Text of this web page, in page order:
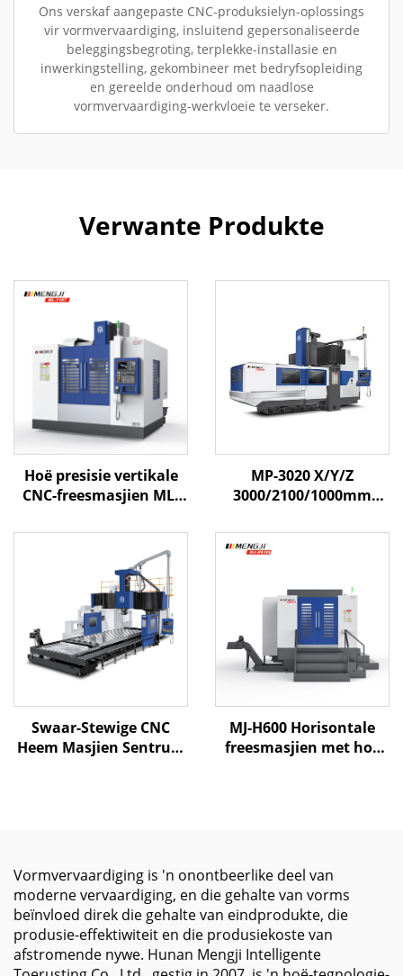
Ons verskaf aangepaste CNC-produksielyn-oplossings
vir vormvervaardiging, insluitend gepersonaliseerde
beleggingsbegroting, terplekke-installasie en
inwerkingstelling, gekombineer met bedryfsopleiding
en gereelde onderhoud om naadlose
vormvervaardiging-werkvloeie te verseker.
Verwante Produkte
Hoë presisie vertikale
CNC-freesmasjien ML-
raam, lineêre gidsbaan
en ATC-stelsel vir
metaalbewerking
MP-3020 X/Y/Z
3000/2100/1000mm
Sny Portaal Masjien
Sentrum Toegerus met
Stelsel
Swaar-Stewige CNC
Heem Masjien Sentrum
MJ-H600 Horisontale
freesmasjien met hoë
Vormvervaardiging is 'n onontbeerlike deel van
moderne vervaardiging, en die gehalte van vorms
beïnvloed direk die gehalte van eindprodukte, die
produsie-effektiwiteit en die produsiekoste van
afstromende nywe. Hunan Mengji Intelligente